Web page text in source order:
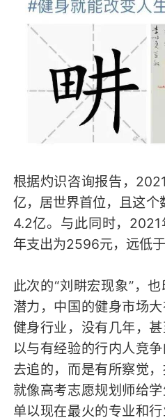
根据灼识咨询报告，
亿，居世界首位，且这
4.2亿。与此同时，
年支出为2596元，远低
此次的“刘畊宏现象”，
潜力，中国的健身市场
健身行业，没有几年，
以与有经验的行内人竞
去追的，而是有所察觉
就像高考志愿规划师给
单以现在最火的专业和